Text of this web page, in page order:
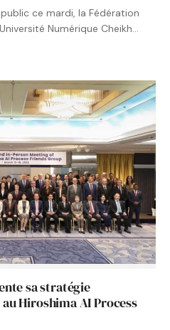
ce mardi, la Fédération
Numérique Cheikh
sa stratégie
Hiroshima AI Process